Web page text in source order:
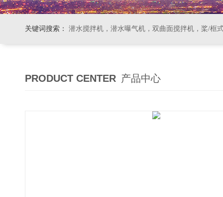
关键词搜索： 潜水搅拌机，潜水曝气机，双曲面搅拌机，桨/框式搅拌
PRODUCT CENTER 产品中心